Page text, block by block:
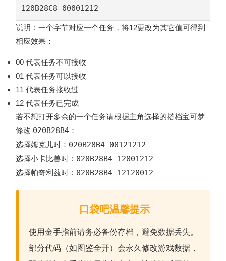
120B28C8 00001212
说明：一个字节对应一个任务，将12更改为其它值可得到
相应效果：
00 代表任务不可接收
01 代表任务可以接收
11 代表任务接收过
12 代表任务已完成
若不想打开多余的一个任务请根据主角选择的搭档宝可梦
修改 020B28B4 ：
选择姆克儿时： 020B28B4 00121212
选择小卡比兽时： 020B28B4 12001212
选择帕奇利兹时： 020B28B4 12120012
口袋吧温馨提示
使用金手指前请务必备份存档 ，避免数据丢失。
部分代码（如图鉴全开）会永久修改游戏数据，